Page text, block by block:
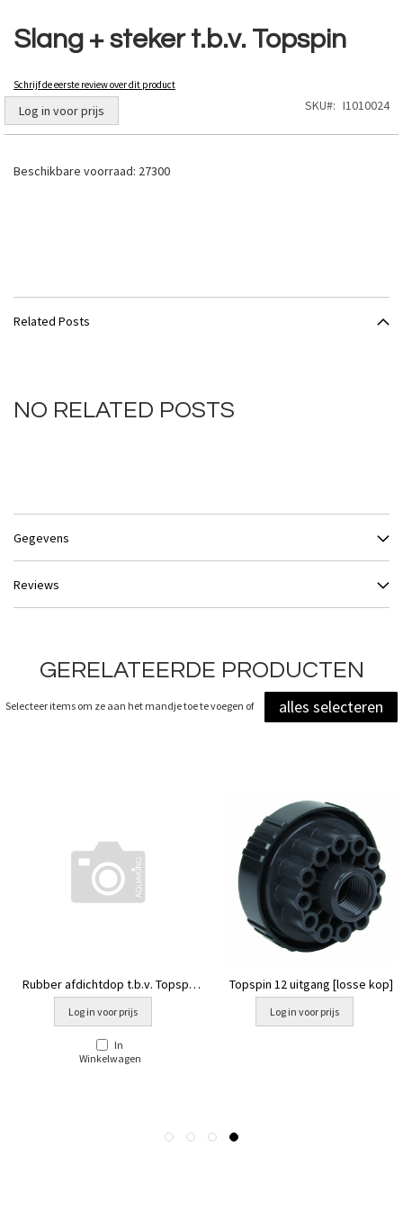
Slang + steker t.b.v. Topspin
Schrijf de eerste review over dit product
Log in voor prijs SKU I1010024
Beschikbare voorraad: 27300
naar
het
van
afbeeldingen-
gallerij
Related Posts
NO RELATED POSTS
Gegevens
Reviews
GERELATEERDE PRODUCTEN
Selecteer items om ze aan het mandje toe te voegen of alles selecteren
Rubber afdichtdop t.b.v. Topspin
losse kop [strip 8st]
Log in voor prijs
In
Winkelwagen
Topspin 12 uitgang [losse kop]
Log in voor prijs